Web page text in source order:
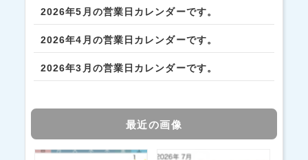
2026年5月の営業日カレンダーです。
2026年4月の営業日カレンダーです。
2026年3月の営業日カレンダーです。
最近の画像